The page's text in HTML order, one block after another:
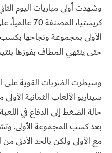
وشهدت أولى مباريات اليوم
كريستيا،
الأولى بمجموعة ونجاحها
حتى ينتهي المطاف بفوزها بنتيجة 4-6 و7-6 (7)
وسيطرت الضربات القوية على
سيناريو الألعاب الثمانية
حالة الضغط إلى الدفاع في
بعد كسب المجموعة الأولى.
مع الأولى ولكن بالحد الأدنى من